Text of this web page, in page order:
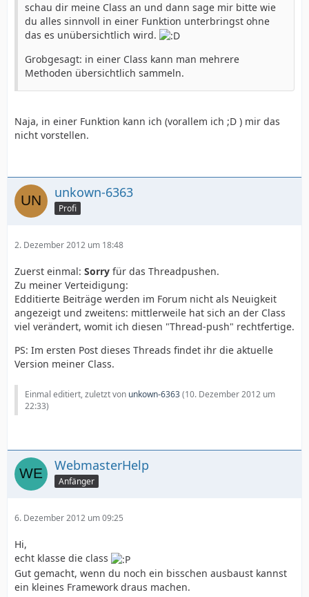
schau dir meine Class an und dann sage mir bitte wie
du alles sinnvoll in einer Funktion unterbringst ohne
das es unübersichtlich wird.
Grobgesagt: in einer Class kann man mehrere
Methoden übersichtlich sammeln.
Naja, in einer Funktion kann ich (vorallem ich ;D ) mir das
nicht vorstellen.
unkown-6363
Profi
2. Dezember 2012 um 18:48
Zuerst einmal: Sorry für das Threadpushen.
Zu meiner Verteidigung:
Edditierte Beiträge werden im Forum nicht als Neuigkeit
angezeigt und zweitens: mittlerweile hat sich an der Class
viel verändert, womit ich diesen "Thread-push" rechtfertige.
PS: Im ersten Post dieses Threads findet ihr die aktuelle
Version meiner Class.
Einmal editiert, zuletzt von unkown-6363(10. Dezember 2012 um
22:33)
WebmasterHelp
Anfänger
6. Dezember 2012 um 09:25
Hi,
echt klasse die class
Gut gemacht, wenn du noch ein bisschen ausbaust kannst
ein kleines Framework draus machen.